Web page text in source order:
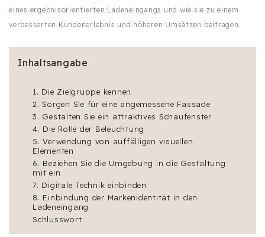
eines ergebnisorientierten Ladeneingangs und wie sie zu einem
verbesserten Kundenerlebnis und höheren Umsätzen beitragen.
Inhaltsangabe
1. Die Zielgruppe kennen
2. Sorgen Sie für eine angemessene Fassade
3. Gestalten Sie ein attraktives Schaufenster
4. Die Rolle der Beleuchtung
5. Verwendung von auffälligen visuellen
Elementen
6. Beziehen Sie die Umgebung in die Gestaltung
mit ein
7. Digitale Technik einbinden
8. Einbindung der Markenidentität in den
Ladeneingang
Schlusswort